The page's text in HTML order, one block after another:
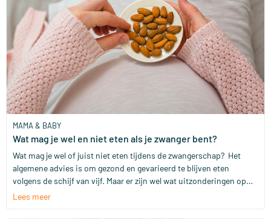
MAMA & BABY
Wat mag je wel en niet eten als je zwanger bent?
Wat mag je wel of juist niet eten tijdens de zwangerschap? Het
algemene advies is om gezond en gevarieerd te blijven eten
volgens de schijf van vijf. Maar er zijn wel wat uitzonderingen op
die regel. Wij hebben het op een rijtje gezet.
Lees meer